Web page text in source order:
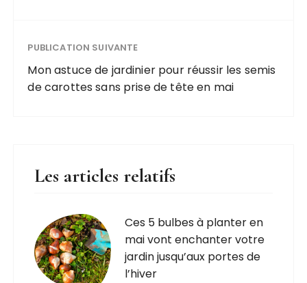
PUBLICATION SUIVANTE
Mon astuce de jardinier pour réussir les semis
de carottes sans prise de tête en mai
Les articles relatifs
Ces 5 bulbes à planter en
mai vont enchanter votre
jardin jusqu’aux portes de
l’hiver